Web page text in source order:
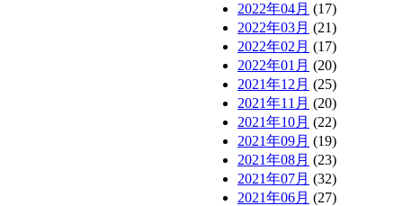
2022年04月 (17)
2022年03月 (21)
2022年02月 (17)
2022年01月 (20)
2021年12月 (25)
2021年11月 (20)
2021年10月 (22)
2021年09月 (19)
2021年08月 (23)
2021年07月 (32)
2021年06月 (27)